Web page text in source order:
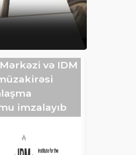
və IDM
imzalayıb